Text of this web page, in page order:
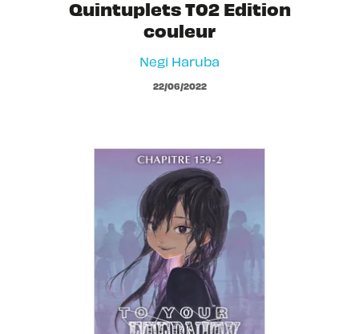
Quintuplets T02 Edition
couleur
Negi Haruba
22/06/2022